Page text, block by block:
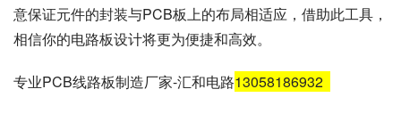
意保证元件的封装与PCB板上的布局相适应，借助此工具，
相信你的电路板设计将更为便捷和高效。
专业PCB线路板制造厂家-汇和电路13058186932